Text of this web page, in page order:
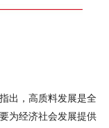
出，高质料发展是全
为经济社会发展提供